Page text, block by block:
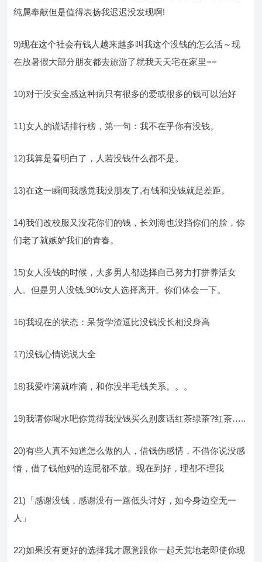
纯属奉献但是值得表扬我迟迟没发现啊!
9)现在这个社会有钱人越来越多叫我这个没钱的怎么活～现
在放暑假大部分朋友都去旅游了就我天天宅在家里==
10)对于没安全感这种病只有很多的爱或很多的钱可以治好
11)女人的谎话排行榜，第一句：我不在乎你有没钱。
12)我算是看明白了，人若没钱什么都不是。
13)在这一瞬间我感觉我没朋友了,有钱和没钱就是差距。
14)我们改校服又没花你们的钱，长刘海也没挡你们的脸，你
们老了就嫉妒我们的青春。
15)女人没钱的时候，大多男人都选择自己努力打拼养活女
人。但是男人没钱,90%女人选择离开。你们体会一下。
16)我现在的状态：呆货学渣逗比没钱没长相没身高
17)没钱心情说说大全
18)我爱咋滴就咋滴，和你没半毛钱关系。。。
19)我请你喝水吧你觉得我没钱买么别废话红茶绿茶?红茶…..
20)有些人真不知道怎么做的人，借钱伤感情，不借你说没感
情，借了钱他妈的连屁都不放。现在到好，理都不理我
21)「感谢没钱，感谢没有一路低头讨好，如今身边空无一
人」
22)如果没有更好的选择我才愿意跟你一起天荒地老即使你现